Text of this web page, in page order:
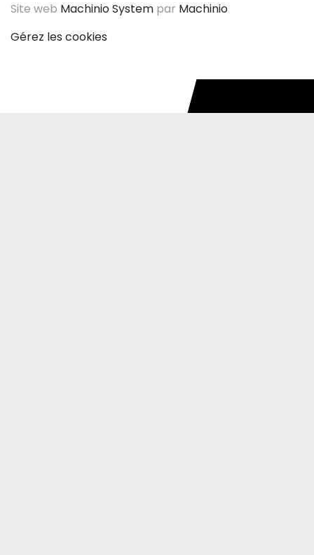
Site web Machinio System par Machinio
Gérez les cookies